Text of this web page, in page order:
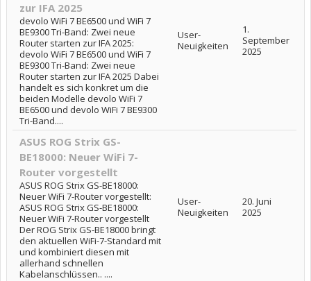
zur IFA 2025
devolo WiFi 7 BE6500 und WiFi 7
BE9300 Tri-Band: Zwei neue
Router starten zur IFA 2025:
devolo WiFi 7 BE6500 und WiFi 7
BE9300 Tri-Band: Zwei neue
Router starten zur IFA 2025 Dabei
handelt es sich konkret um die
beiden Modelle devolo WiFi 7
BE6500 und devolo WiFi 7 BE9300
Tri-Band....
User-
Neuigkeiten
1.
September
2025
ASUS ROG Strix GS-
BE18000: Neuer WiFi 7-
Router vorgestellt
ASUS ROG Strix GS-BE18000:
Neuer WiFi 7-Router vorgestellt:
ASUS ROG Strix GS-BE18000:
Neuer WiFi 7-Router vorgestellt
Der ROG Strix GS-BE18000 bringt
den aktuellen WiFi-7-Standard mit
und kombiniert diesen mit
allerhand schnellen
Kabelanschlüssen.. ....
User-
Neuigkeiten
20. Juni
2025